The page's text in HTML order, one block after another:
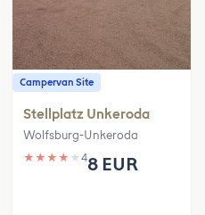
Campervan Site
Stellplatz Unkeroda
Wolfsburg-Unkeroda
★ ★ ★ ★ ★ 48 EUR